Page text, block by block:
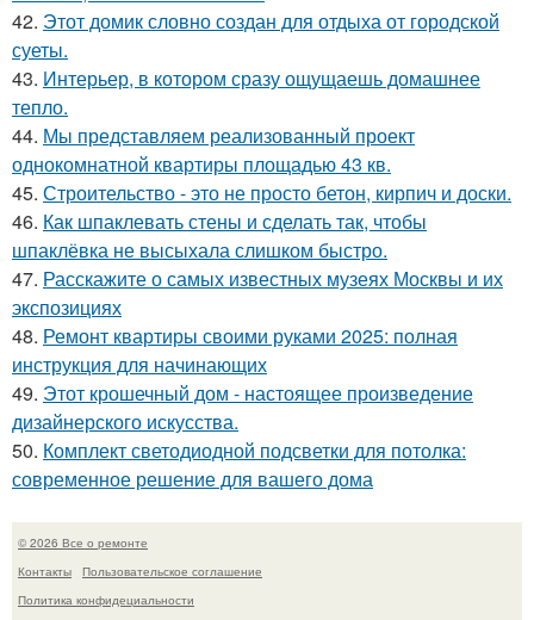
42. Этот домик словно создан для отдыха от городской
суеты.
43. Интерьер, в котором сразу ощущаешь домашнее
тепло.
44. Мы представляем реализованный проект
однокомнатной квартиры площадью 43 кв.
45. Строительство - это не просто бетон, кирпич и доски.
46. Как шпаклевать стены и сделать так, чтобы
шпаклёвка не высыхала слишком быстро.
47. Расскажите о самых известных музеях Москвы и их
экспозициях
48. Ремонт квартиры своими руками 2025: полная
инструкция для начинающих
49. Этот крошечный дом - настоящее произведение
дизайнерского искусства.
50. Комплект светодиодной подсветки для потолка:
современное решение для вашего дома
© 2026 Все о ремонте
Контакты
Пользовательское соглашение
Политика конфидециальности